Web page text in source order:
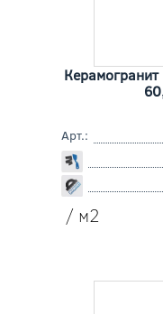
Керамогранит
Арт.:
/ м2